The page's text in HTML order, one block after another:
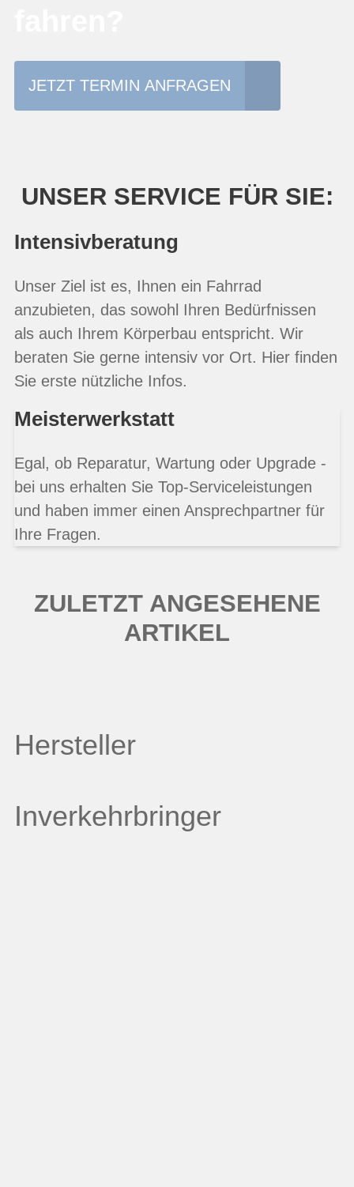
JETZT TERMIN ANFRAGEN
UNSER SERVICE FÜR SIE:
Intensivberatung
Unser Ziel ist es, Ihnen ein Fahrrad
anzubieten, das sowohl Ihren Bedürfnissen
als auch Ihrem Körperbau entspricht. Wir
beraten Sie gerne intensiv vor Ort. Hier finden
Sie erste nützliche Infos.
Meisterwerkstatt
Egal, ob Reparatur, Wartung oder Upgrade -
bei uns erhalten Sie Top-Serviceleistungen
und haben immer einen Ansprechpartner für
Ihre Fragen.
ZULETZT ANGESEHENE
ARTIKEL
Hersteller
Inverkehrbringer